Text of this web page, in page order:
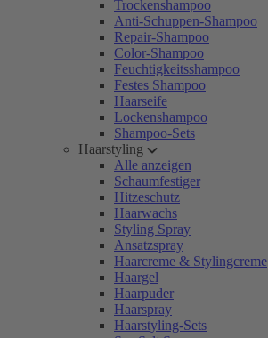
Trockenshampoo
Anti-Schuppen-Shampoo
Repair-Shampoo
Color-Shampoo
Feuchtigkeitsshampoo
Festes Shampoo
Haarseife
Lockenshampoo
Shampoo-Sets
Haarstyling
Alle anzeigen
Schaumfestiger
Hitzeschutz
Haarwachs
Styling Spray
Ansatzspray
Haarcreme & Stylingcreme
Haargel
Haarpuder
Haarspray
Haarstyling-Sets